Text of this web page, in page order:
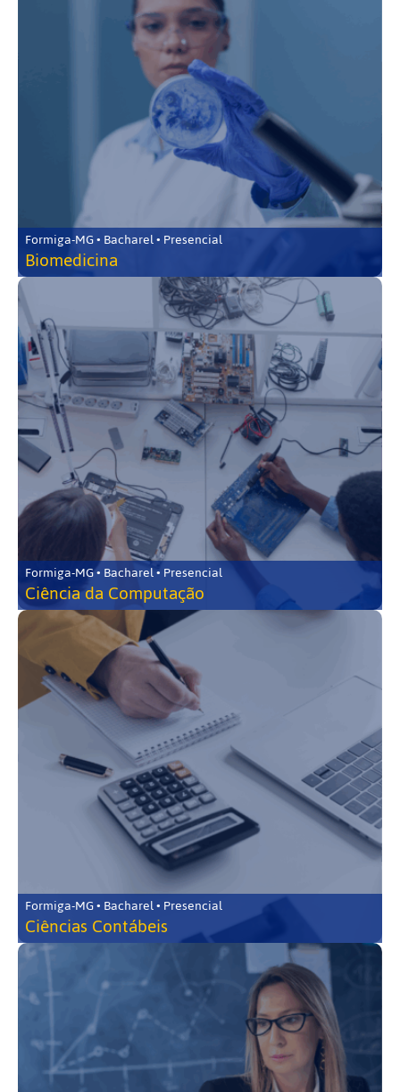
Formiga-MG • Bacharel • Presencial
Biomedicina
Formiga-MG • Bacharel • Presencial
Ciência da Computação
Formiga-MG • Bacharel • Presencial
Ciências Contábeis